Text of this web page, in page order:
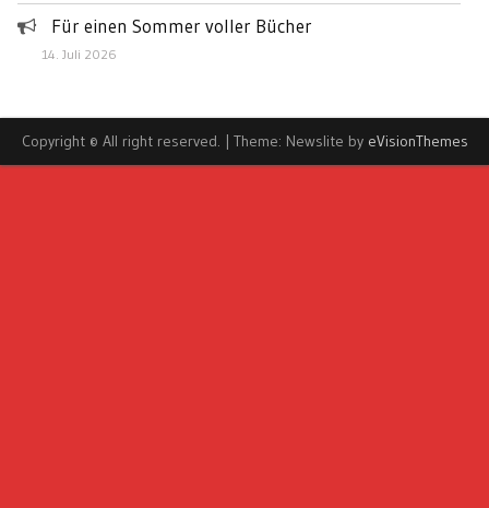
Für einen Sommer voller Bücher
14. Juli 2026
Copyright © All right reserved. Theme: Newslite by eVisionThemes